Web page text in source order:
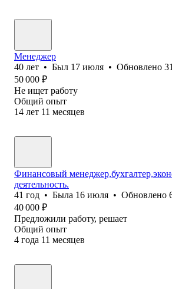
Менеджер
40 лет • Был 17 июля • Обновлено
50 000 ₽
Не ищет работу
Общий опыт
14 лет 11 месяцев
Финансовый
деятельность.
41 год • Была 16 июля • Обновлено
40 000 ₽
Предложили работу, решает
Общий опыт
4 года 11 месяцев